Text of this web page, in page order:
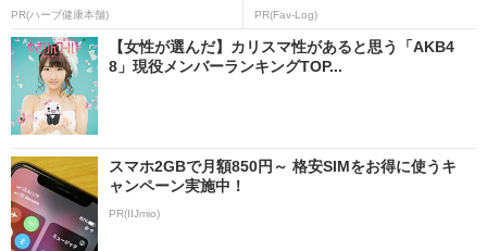
PR(ハーブ健康本舗) PR(Fav-Log)
【女性が選んだ】カリスマ性があると思う「AKB4
8」現役メンバーランキングTOP...
スマホ2GBで月額850円～ 格安SIMをお得に使うキ
ャンペーン実施中！
PR(IIJmio)